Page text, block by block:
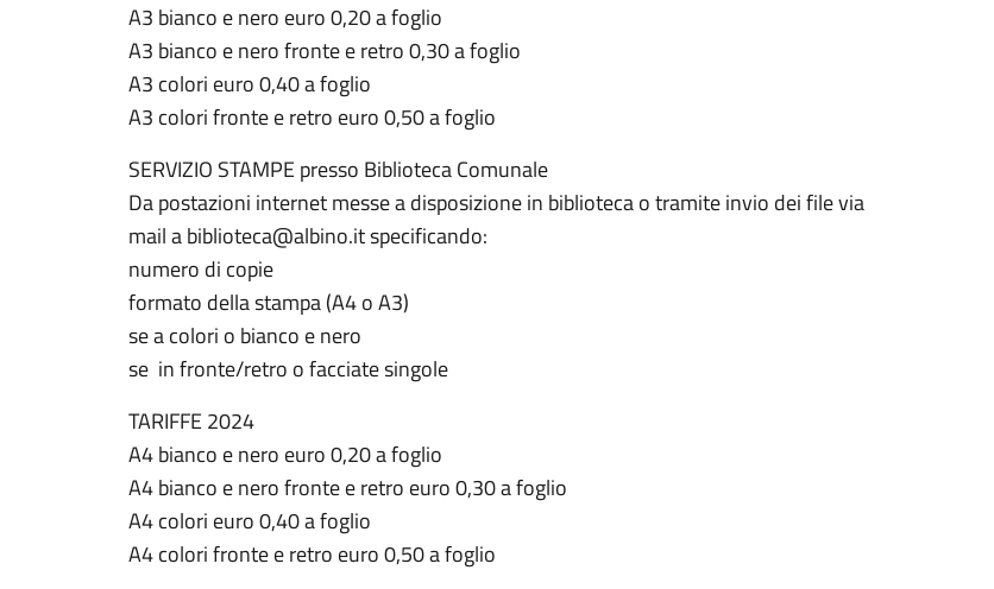
A3 bianco e nero euro 0,20 a foglio
A3 bianco e nero fronte e retro 0,30 a foglio
A3 colori euro 0,40 a foglio
A3 colori fronte e retro euro 0,50 a foglio
SERVIZIO STAMPE presso Biblioteca Comunale
Da postazioni internet messe a disposizione in biblioteca o tramite invio dei file via
mail a biblioteca@albino.it specificando:
numero di copie
formato della stampa (A4 o A3)
se a colori o bianco e nero
se in fronte/retro o facciate singole
TARIFFE 2024
A4 bianco e nero euro 0,20 a foglio
A4 bianco e nero fronte e retro euro 0,30 a foglio
A4 colori euro 0,40 a foglio
A4 colori fronte e retro euro 0,50 a foglio